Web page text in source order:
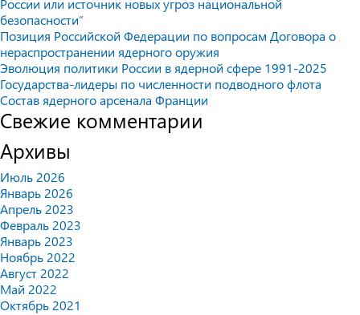
России или источник новых угроз национальной
безопасности”
Позиция Российской Федерации по вопросам Договора о
нераспространении ядерного оружия
Эволюция политики России в ядерной сфере 1991-2025
Государства-лидеры по численности подводного флота
Состав ядерного арсенала Франции
Свежие комментарии
Архивы
Июль 2026
Январь 2026
Апрель 2023
Февраль 2023
Январь 2023
Ноябрь 2022
Август 2022
Май 2022
Октябрь 2021